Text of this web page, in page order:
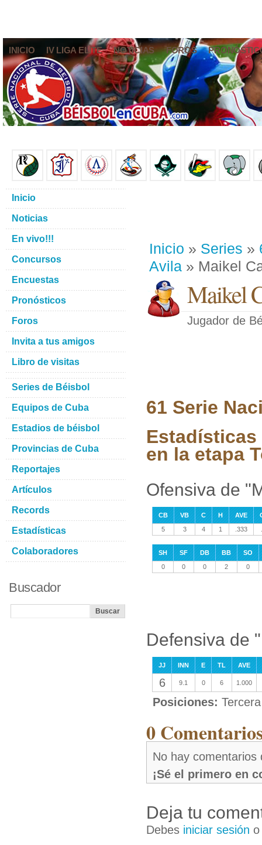
INICIO IV LIGA ELITE NOTICIAS FOROS
Inicio » Series »
Avila » Maikel
Maikel
Jugador de
61 Serie
Estadísticas
en la etapa
Ofensiva de
CB VB C H AVE
5
3 4 1 .333
SH SF DB BB
SO
0
0 0 2 0
Defensiva de
JJ INN E TL AVE
6 9.1 0 6 1.000
Posiciones:
0
No hay comentarios
¡Sé el primero en
Deja tu
Debes iniciar sesión
Inicio
Noticias
En vivo!!!
Concursos
Encuestas
Pronósticos
Foros
Invita a tus amigos
Libro de visitas
Series de Béisbol
Equipos de Cuba
Estadios de béisbol
Provincias de Cuba
Reportajes
Artículos
Records
Estadísticas
Colaboradores
Buscador